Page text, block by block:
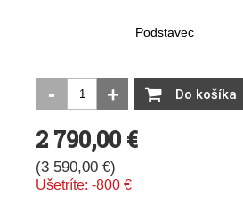
Podstavec
- + Do košíka
2 790,00 €
(3 590,00 €)
Ušetríte: -800€